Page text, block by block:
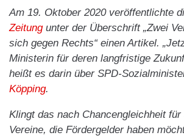
Am 19. Oktober 2020 veröffentlichte
Zeitungunter der Überschrift „Zwei
sich gegen Rechts“ einen Artikel.
Ministerin für deren langfristige
heißt es darin über SPD-
Köpping.
Klingt das nach Chancengleichheit
Vereine, die Fördergelder haben